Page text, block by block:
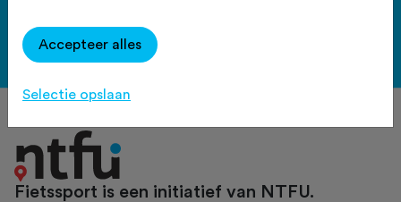
Bekijk de voordelen
Fietssport is een initiatief van NTFU.
Accepteer alles
Selectie opslaan